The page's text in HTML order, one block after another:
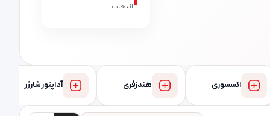
انتخاب
اکسسوری هندزفری آداپتور شارژر